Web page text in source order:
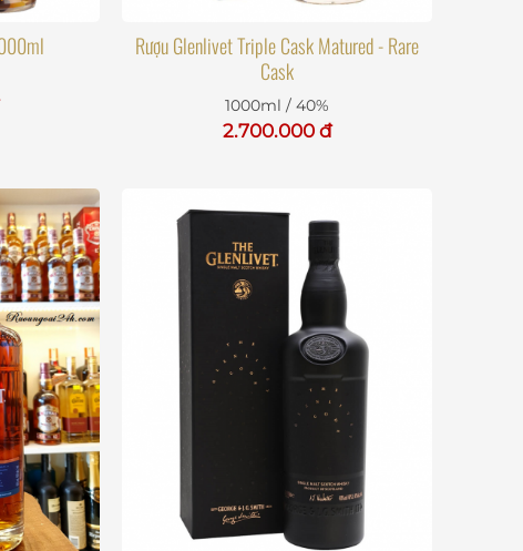
Rượu Glenlivet Triple Cask Matured - Rare
Cask
1000ml / 40%
2.700.000 đ